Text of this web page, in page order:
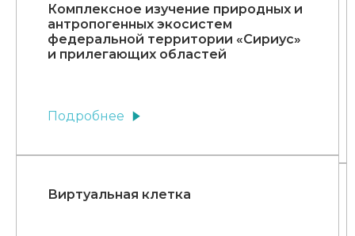
Комплексное изучение природных и
антропогенных экосистем
федеральной территории «Сириус»
и прилегающих областей
Подробнее
Виртуальная клетка